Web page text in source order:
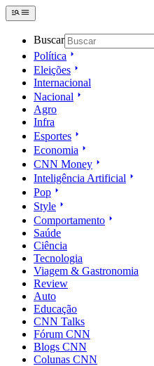
Buscar
Política
Eleições
Internacional
Nacional
Agro
Infra
Esportes
Economia
CNN Money
Inteligência Artificial
Pop
Style
Comportamento
Saúde
Ciência
Tecnologia
Viagem & Gastronomia
Review
Auto
Educação
CNN Talks
Fórum CNN
Blogs CNN
Colunas CNN